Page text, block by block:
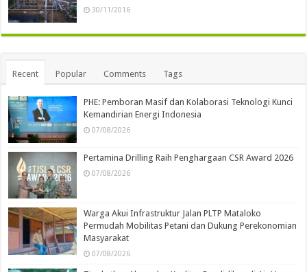
30/11/2016
Recent Popular Comments Tags
PHE: Pemboran Masif dan Kolaborasi Teknologi Kunci
Kemandirian Energi Indonesia
07/08/2026
Pertamina Drilling Raih Penghargaan CSR Award 2026
07/08/2026
Warga Akui Infrastruktur Jalan PLTP Mataloko
Permudah Mobilitas Petani dan Dukung Perekonomian
Masyarakat
07/08/2026